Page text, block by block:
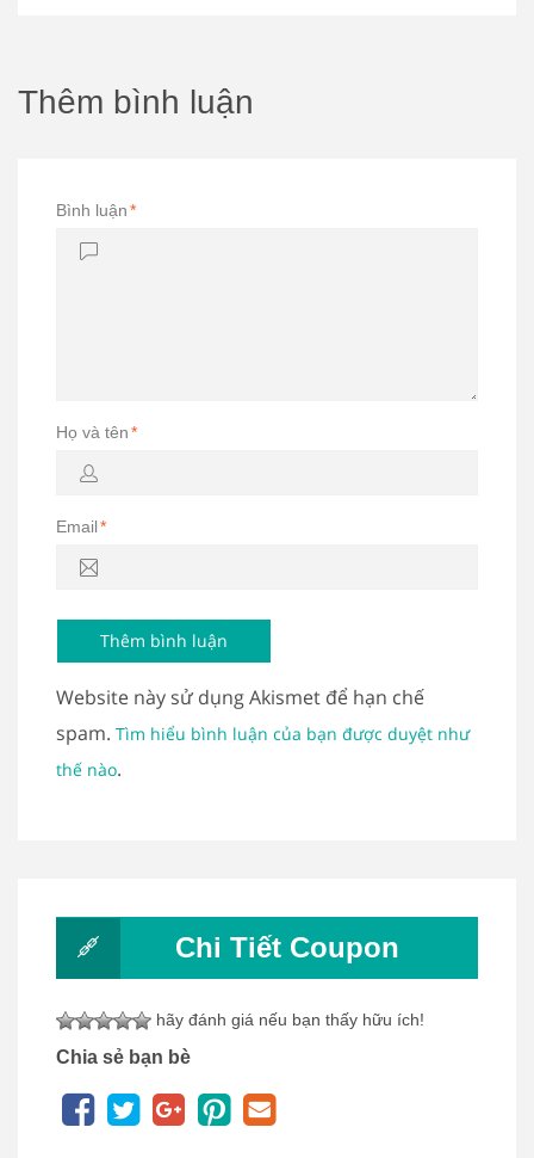
Thêm bình luận
Bình luận*
Họ và tên*
Email*
Website này sử dụng Akismet để hạn chế
spam. Tìm hiểu bình luận của bạn được duyệt như
thế nào.
Chi Tiết Coupon
hãy đánh giá nếu bạn thấy hữu ích!
Chia sẻ bạn bè